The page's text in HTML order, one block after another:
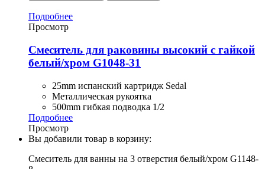
Подробнее
Просмотр
Смеситель для раковины высокий с гайкой
белый/хром G1048-31
25mm испанский картридж Sedal
Металлическая рукоятка
500mm гибкая подводка 1/2
Подробнее
Просмотр
Вы добавили товар в корзину:
Смеситель для ванны на 3 отверстия белый/хром G1148-